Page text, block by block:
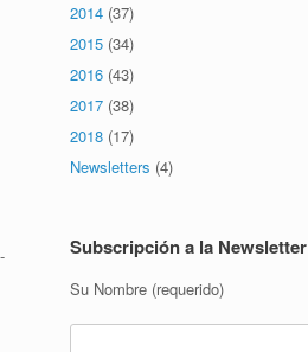
2014 (37)
2015 (34)
2016 (43)
2017 (38)
2018 (17)
Newsletters (4)
Subscripción a la Newsletter
Su Nombre (requerido)